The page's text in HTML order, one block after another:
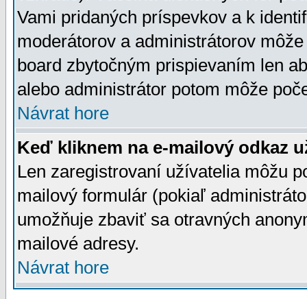
Vami pridaných príspevkov a k
moderátorov a administrátorov
board zbytočným prispievaním len
alebo administrátor potom môže
Návrat hore
Keď kliknem na e-mailový odkaz
Len zaregistrovaní užívatelia môžu
mailový formulár (pokiaľ
umožňuje zbaviť sa otravných
mailové adresy.
Návrat hore